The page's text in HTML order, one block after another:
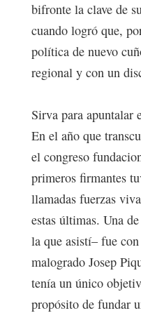
bifronte la clave de
cuando logró que,
política de nuevo
regional y con un
Sirva para apuntalar
En el año que
el congreso
primeros firmantes
llamadas fuerzas
estas últimas. Una
la que asistí– fue
malogrado Josep
tenía un único
propósito de fundar